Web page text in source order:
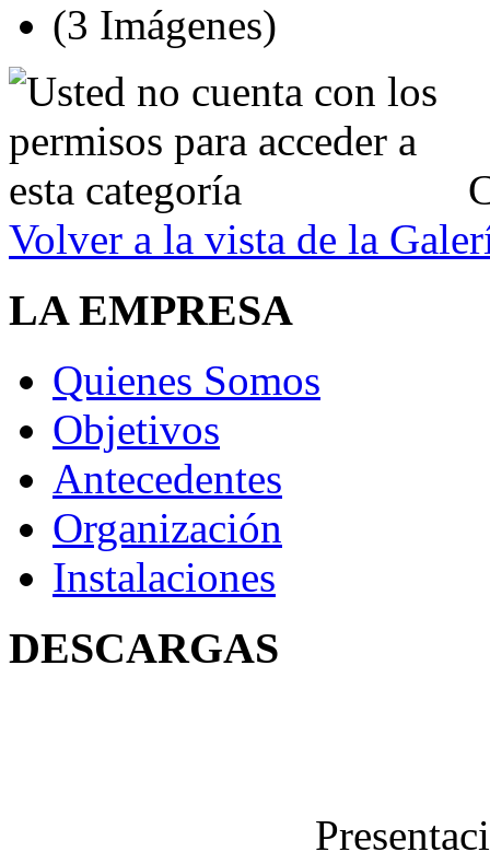
(3 Imágenes)
Volver a la vista de la
LA EMPRESA
Quienes Somos
Objetivos
Antecedentes
Organización
Instalaciones
DESCARGAS